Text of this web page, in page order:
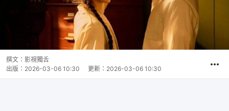
撰文： 影視獨舌
出版： 2026-03-06 10:30 更新： 2026-03-06 10:30